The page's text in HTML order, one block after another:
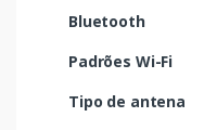
Bluetooth
Padrões Wi-Fi
Tipo de antena